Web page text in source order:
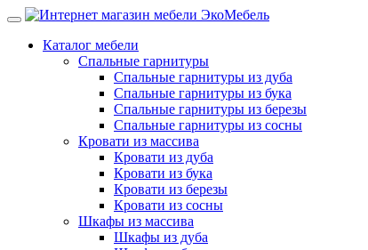
Каталог мебели
Спальные гарнитуры
Спальные гарнитуры из дуба
Спальные гарнитуры из бука
Спальные гарнитуры из березы
Спальные гарнитуры из сосны
Кровати из массива
Кровати из дуба
Кровати из бука
Кровати из березы
Кровати из сосны
Шкафы из массива
Шкафы из дуба